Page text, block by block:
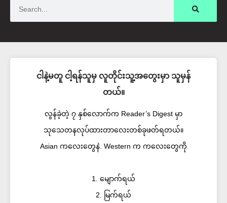
ငါနဲ့မတူ ငါ့ရန်သူမှ လူတိုင်းသူ့အတွေးမှာ သူမှန်
တယ်။
လွန်ခဲ့တဲ့ ၇ နှစ်လောက်က Reader’s Digest မှာ
သုသေတနလုပ်ထားတာလေးတစ်ခုဖတ်ရတယ်။
Asian ကလေးတွေနဲ. Western က ကလေးတွေကို
1. မျောက်ရယ်
2. မြက်ရယ်